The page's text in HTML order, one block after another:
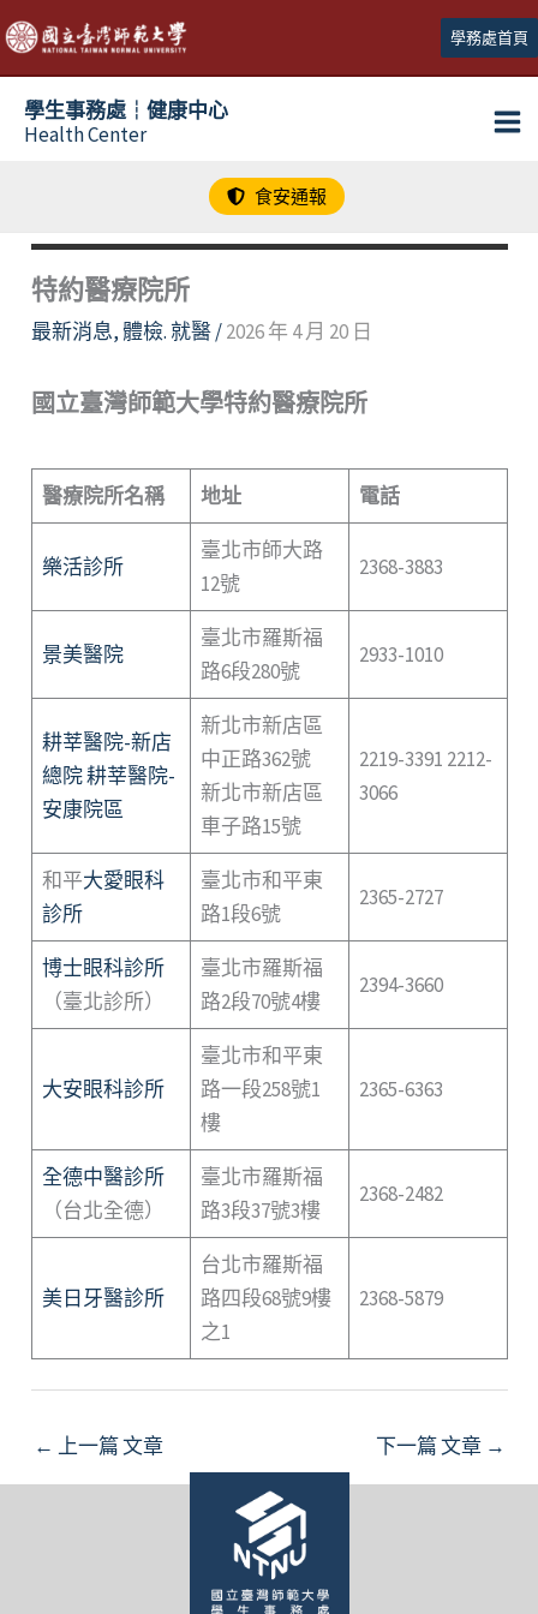
跳
至
主
學務處首頁
學生事務處┆健康中心
Health Center
食安通報
特約醫療院所
最新消息,體檢. 就醫/2026 年 4 月 20 日
國立臺灣師範大學特約醫療院所
醫療院所名稱 地址 電話
樂活診所
臺北市師大路
12號
2368-3883
景美醫院
臺北市羅斯福
路6段280號
2933-1010
耕莘醫院-新店
總院耕莘醫院-
安康院區
新北市新店區
中正路362號
新北市新店區
車子路15號
2219-3391 2212-
3066
和平大愛眼科
診所
臺北市和平東
路1段6號
2365-2727
博士眼科診所
（臺北診所）
臺北市羅斯福
路2段70號4樓
2394-3660
大安眼科診所
臺北市和平東
路一段258號1
樓
2365-6363
全德中醫診所
（台北全德）
臺北市羅斯福
路3段37號3樓
2368-2482
美日牙醫診所
台北市羅斯福
路四段68號9樓
之1
2368-5879
← 上一篇 文章 下一篇 文章 →